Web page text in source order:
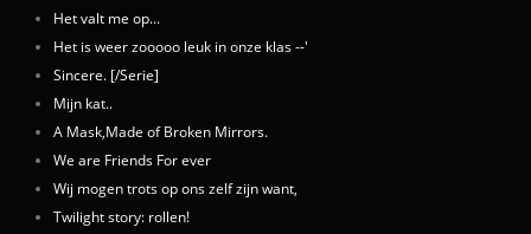
Het valt me op...
Het is weer zooooo leuk in onze klas --'
Sincere. [/Serie]
Mijn kat..
A Mask,Made of Broken Mirrors.
We are Friends For ever
Wij mogen trots op ons zelf zijn want,
Twilight story: rollen!